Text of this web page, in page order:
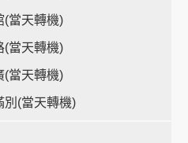
(當天轉機)
(當天轉機)
(當天轉機)
別(當天轉機)